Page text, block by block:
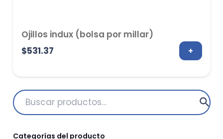
Ojillos indux (bolsa por millar)
$531.37 +
Buscar
por:
Categorías del producto